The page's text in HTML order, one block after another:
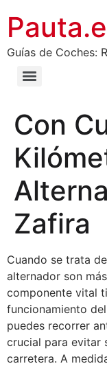
Guías de Coches:
Con
Zafira
Cuando se trata
alternador son
componente vital
funcionamiento
puedes recorrer
crucial para evitar
carretera. A